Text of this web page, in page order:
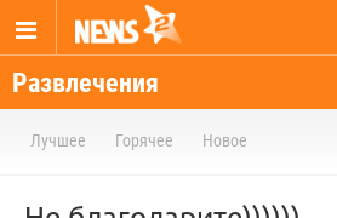
Развлечения
Лучшее Горячее Новое